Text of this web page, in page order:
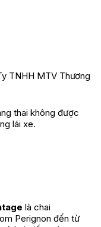
TNHH MTV Thương
thai không được
lái xe.
là chai
Perignon đến từ